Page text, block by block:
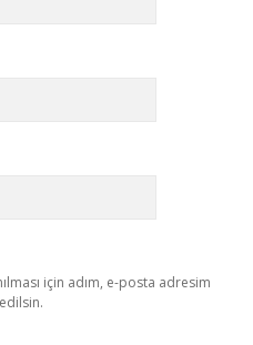
için adım, e-posta adresim